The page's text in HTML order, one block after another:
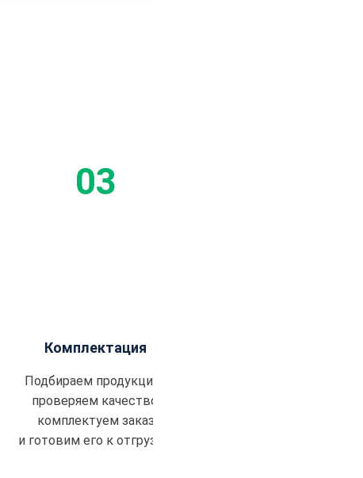
Комплектация
Подбираем продукцию,
проверяем качество,
комплектуем заказ
и готовим его к отгрузке.